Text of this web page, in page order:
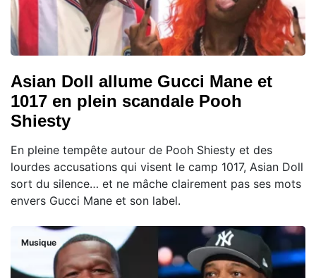
Asian Doll allume Gucci Mane et
1017 en plein scandale Pooh
Shiesty
En pleine tempête autour de Pooh Shiesty et des
lourdes accusations qui visent le camp 1017, Asian Doll
sort du silence… et ne mâche clairement pas ses mots
envers Gucci Mane et son label.
Musique